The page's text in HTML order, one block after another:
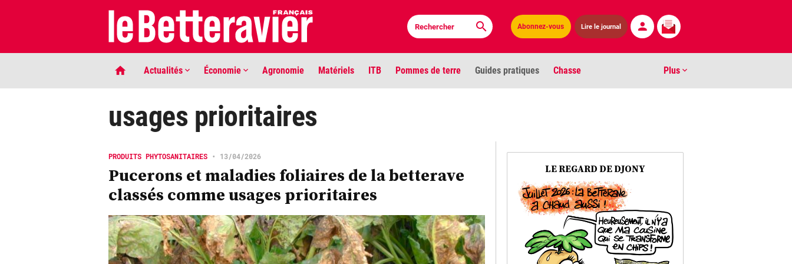
Abonnez-vous Lire le journal
Actualités Économie Agronomie Matériels ITB Pommes de terre Guides pratiques Chasse Plus
Phaco quand tu nous tiens … Les louvetiers devant le Parlement
Biocarburants
Environnement
Vidéos
Contact
usages prioritaires
PRODUITS PHYTOSANITAIRES • 13/04/2026
Pucerons et maladies foliaires de la betterave
classés comme usages prioritaires
LE REGARD DE DJONY